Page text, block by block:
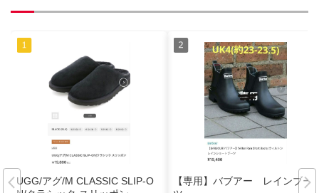
UGG/アグ/M CLASSIC SLIP-O
【専用】バブアー レインブー